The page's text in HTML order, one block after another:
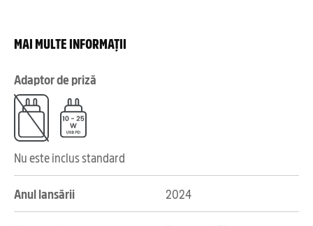
MAI MULTE INFORMAȚII
Adaptor de priză
Nu este inclus standard
Anul lansării 2024